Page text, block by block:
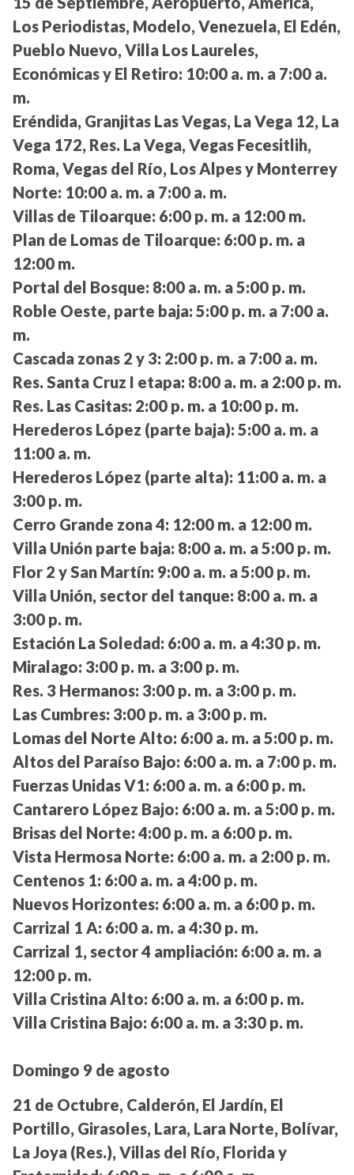
Los Periodistas, Modelo, Venezuela, El Edén,
Pueblo Nuevo, Villa Los Laureles,
Económicas y El Retiro: 10:00 a. m. a 7:00 a.
m.
Eréndida, Granjitas Las Vegas, La Vega 12, La
Vega 172, Res. La Vega, Vegas Fecesitlih,
Roma, Vegas del Río, Los Alpes y Monterrey
Norte: 10:00 a. m. a 7:00 a. m.
Villas de Tiloarque: 6:00 p. m. a 12:00 m.
Plan de Lomas de Tiloarque: 6:00 p. m. a
12:00 m.
Portal del Bosque: 8:00 a. m. a 5:00 p. m.
Roble Oeste, parte baja: 5:00 p. m. a 7:00 a.
m.
Cascada zonas 2 y 3: 2:00 p. m. a 7:00 a. m.
Res. Santa Cruz I etapa: 8:00 a. m. a 2:00 p. m.
Res. Las Casitas: 2:00 p. m. a 10:00 p. m.
Herederos López (parte baja): 5:00 a. m. a
11:00 a. m.
Herederos López (parte alta): 11:00 a. m. a
3:00 p. m.
Cerro Grande zona 4: 12:00 m. a 12:00 m.
Villa Unión parte baja: 8:00 a. m. a 5:00 p. m.
Flor 2 y San Martín: 9:00 a. m. a 5:00 p. m.
Villa Unión, sector del tanque: 8:00 a. m. a
3:00 p. m.
Estación La Soledad: 6:00 a. m. a 4:30 p. m.
Miralago: 3:00 p. m. a 3:00 p. m.
Res. 3 Hermanos: 3:00 p. m. a 3:00 p. m.
Las Cumbres: 3:00 p. m. a 3:00 p. m.
Lomas del Norte Alto: 6:00 a. m. a 5:00 p. m.
Altos del Paraíso Bajo: 6:00 a. m. a 7:00 p. m.
Fuerzas Unidas V1: 6:00 a. m. a 6:00 p. m.
Cantarero López Bajo: 6:00 a. m. a 5:00 p. m.
Brisas del Norte: 4:00 p. m. a 6:00 p. m.
Vista Hermosa Norte: 6:00 a. m. a 2:00 p. m.
Centenos 1: 6:00 a. m. a 4:00 p. m.
Nuevos Horizontes: 6:00 a. m. a 6:00 p. m.
Carrizal 1 A: 6:00 a. m. a 4:30 p. m.
Carrizal 1, sector 4 ampliación: 6:00 a. m. a
12:00 p. m.
Villa Cristina Alto: 6:00 a. m. a 6:00 p. m.
Villa Cristina Bajo: 6:00 a. m. a 3:30 p. m.
Domingo 9 de agosto
21 de Octubre, Calderón, El Jardín, El
Portillo, Girasoles, Lara, Lara Norte, Bolívar,
La Joya (Res.), Villas del Río, Florida y